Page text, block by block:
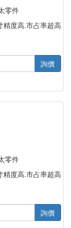
零件
精度高.市占率超高
詢價
零件
精度高.市占率超高
詢價